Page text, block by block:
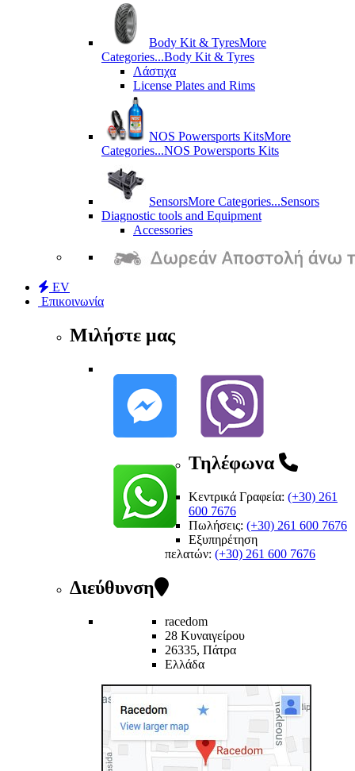
Body Kit & TyresMore
Categories...Body Kit & Tyres
Λάστιχα
License Plates and Rims
NOS Powersports KitsMore
Categories...NOS Powersports Kits
SensorsMore Categories...Sensors
Diagnostic tools and Equipment
Accessories
EV
Επικοινωνία
Μιλήστε μας
Τηλέφωνα
Κεντρικά Γραφεία: (+30) 261
600 7676
Πωλήσεις: (+30) 261 600 7676
Εξυπηρέτηση
πελατών: (+30) 261 600 7676
Διεύθυνση
racedom
28 Κυναιγείρου
26335, Πάτρα
Ελλάδα